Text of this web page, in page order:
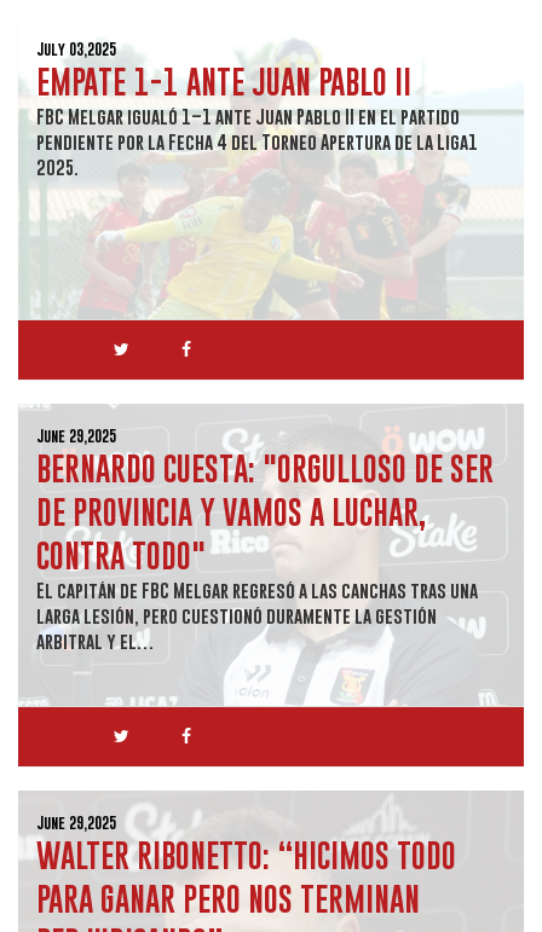
July 03,2025
EMPATE 1-1 ANTE JUAN PABLO II
FBC Melgar igualó 1–1 ante Juan Pablo II en el partido
pendiente por la Fecha 4 del Torneo Apertura de la Liga1
2025.
June 29,2025
BERNARDO CUESTA: "ORGULLOSO DE SER
DE PROVINCIA Y VAMOS A LUCHAR,
CONTRA TODO"
El capitán de FBC Melgar regresó a las canchas tras una
larga lesión, pero cuestionó duramente la gestión
arbitral y el…
June 29,2025
WALTER RIBONETTO: “HICIMOS TODO
PARA GANAR PERO NOS TERMINAN